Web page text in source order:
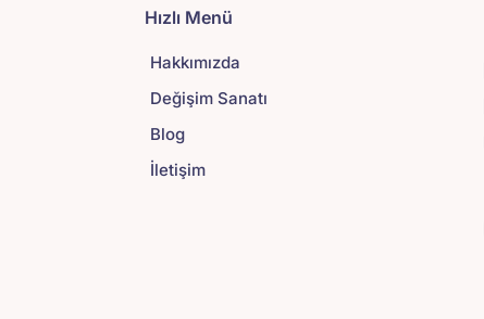
Hızlı Menü
Hakkımızda
Değişim Sanatı
Blog
İletişim